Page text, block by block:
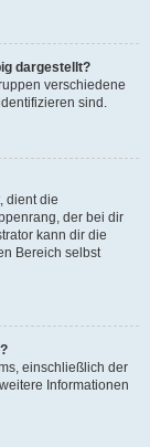
dargestellt?
verschiedene
sind.
dient die
der bei dir
kann dir die
Bereich selbst
einschließlich der
Informationen